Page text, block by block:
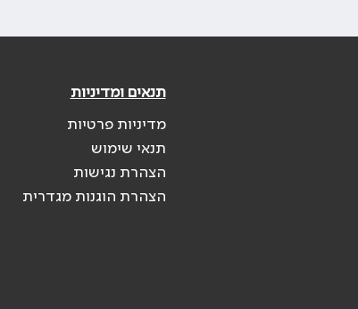
תנאים ומדיניות
מדיניות פרטיות
תנאי שימוש
הצהרת נגישות
הצהרת הוגנות מגדרית